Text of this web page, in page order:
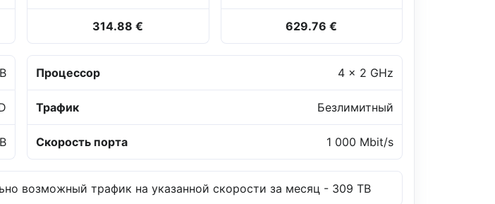
314.88 € 629.76 €
Процессор 4 x 2 GHz
Трафик Безлимитный
Скорость порта 1 000 Mbit/s
возможный трафик на указанной скорости за месяц - 309 TB